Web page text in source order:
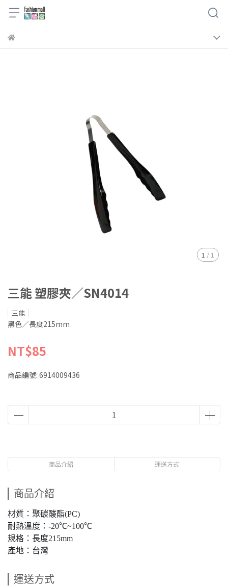
1 / 1
三能 塑膠夾／SN4014
三能
黑色／長度215mm
NT$85
商品編號: 6914009436
商品介紹 運送方式
商品介紹
材質：聚碳酸酯(PC)
耐熱溫度：-20℃~100℃
規格：長度215mm
產地：台灣
運送方式